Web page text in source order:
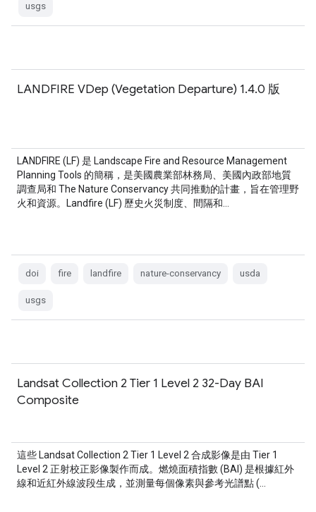
usgs
LANDFIRE VDep (Vegetation Departure) 1.4.0 版
LANDFIRE (LF) 是 Landscape Fire and Resource Management
Planning Tools 的簡稱，是美國農業部林務局、美國內政部地質
調查局和 The Nature Conservancy 共同推動的計畫，旨在管理野
火和資源。Landfire (LF) 歷史火災制度、間隔和…
doi fire landfire nature-conservancy usda
usgs
Landsat Collection 2 Tier 1 Level 2 32-Day BAI
Composite
這些 Landsat Collection 2 Tier 1 Level 2 合成影像是由 Tier 1
Level 2 正射校正影像製作而成。燃燒面積指數 (BAI) 是根據紅外
線和近紅外線波段生成，並測量每個像素與參考光譜點 (…